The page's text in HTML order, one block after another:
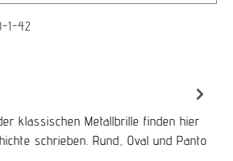
1-42
klassischen Metallbrille finden hier
schrieben. Rund, Oval und Panto